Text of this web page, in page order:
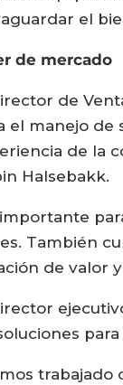
el
de mercado
de
el manejo de
de la
Halsebakk.
importante
También
de valor